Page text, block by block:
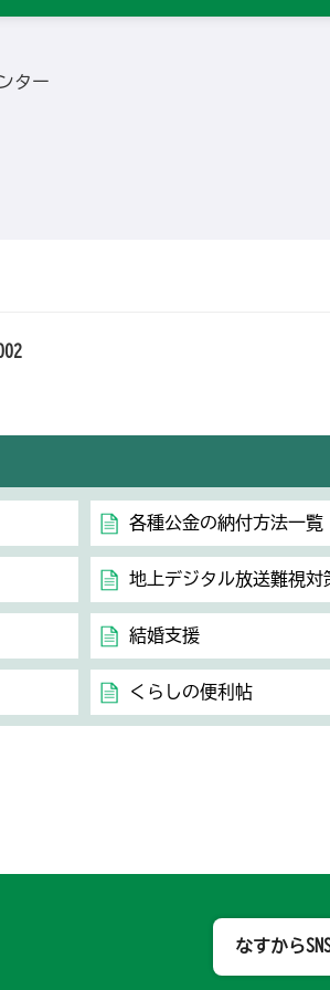
ター
各種公金の納付方法一覧
地上デジタル放送難視
結婚支援
くらしの便利帖
なすから